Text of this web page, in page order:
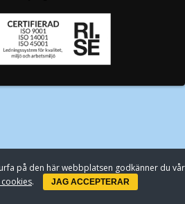
på den här webbplatsen godkänner du vår
. JAG ACCEPTERAR